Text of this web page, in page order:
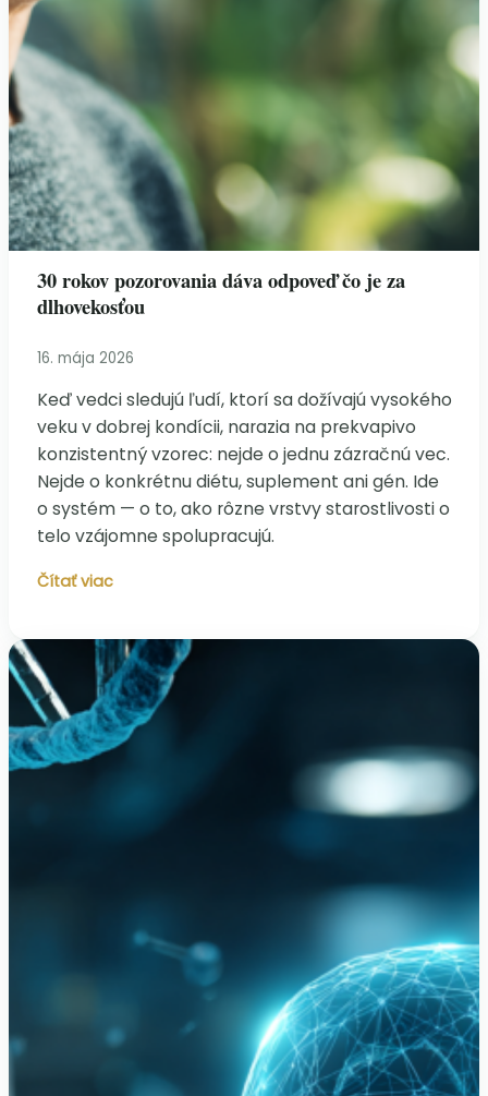
30 rokov pozorovania dáva odpoveď čo je za
dlhovekosťou
16. mája 2026
Keď vedci sledujú ľudí, ktorí sa dožívajú vysokého
veku v dobrej kondícii, narazia na prekvapivo
konzistentný vzorec: nejde o jednu zázračnú vec.
Nejde o konkrétnu diétu, suplement ani gén. Ide
o systém — o to, ako rôzne vrstvy starostlivosti o
telo vzájomne spolupracujú.
30
odpoveď
čo
je
za
dlhovekosťou
Čítať viac